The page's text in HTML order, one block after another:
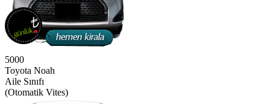
5000
Toyota Noah
Aile Sınıfı
(Otomatik Vites)